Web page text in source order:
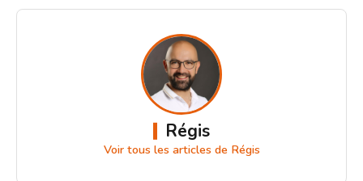
Régis
Voir tous les articles de Régis